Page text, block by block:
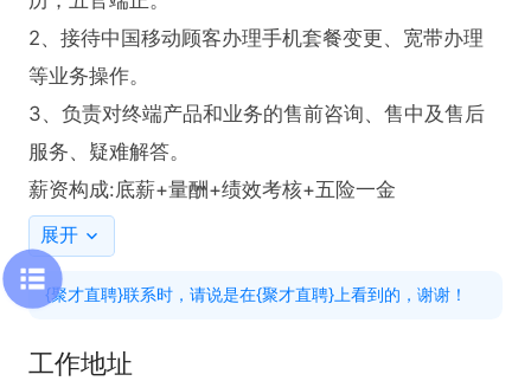
2、接待中国移动顾客办理手机套餐变更、宽带办理
等业务操作。
3、负责对终端产品和业务的售前咨询、售中及售后
服务、疑难解答。
薪资构成:底薪+量酬+绩效考核+五险一金
展开
{聚才直聘}联系时，请说是在{聚才直聘}上看到的，谢谢！
工作地址